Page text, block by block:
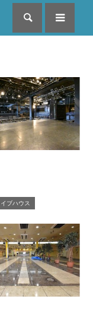
検索
ブハウス